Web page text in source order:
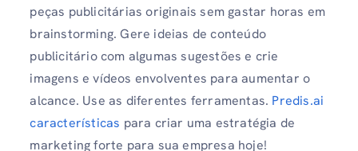
peças publicitárias originais sem gastar horas em
brainstorming. Gere ideias de conteúdo
publicitário com algumas sugestões e crie
imagens e vídeos envolventes para aumentar o
alcance. Use as diferentes ferramentas. Predis.ai
características para criar uma estratégia de
marketing forte para sua empresa hoje!